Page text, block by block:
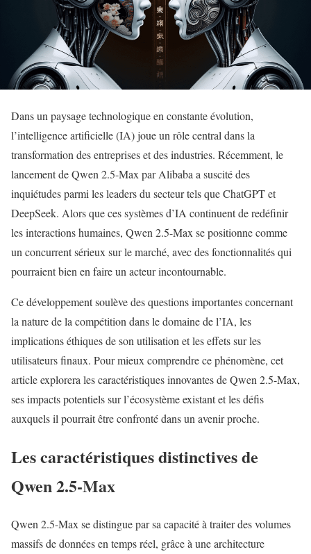
Dans un paysage technologique en constante évolution,
l’intelligence artificielle (IA) joue un rôle central dans la
transformation des entreprises et des industries. Récemment, le
lancement de Qwen 2.5-Max par Alibaba a suscité des
inquiétudes parmi les leaders du secteur tels que ChatGPT et
DeepSeek. Alors que ces systèmes d’IA continuent de redéfinir
les interactions humaines, Qwen 2.5-Max se positionne comme
un concurrent sérieux sur le marché, avec des fonctionnalités qui
pourraient bien en faire un acteur incontournable.
Ce développement soulève des questions importantes concernant
la nature de la compétition dans le domaine de l’IA, les
implications éthiques de son utilisation et les effets sur les
utilisateurs finaux. Pour mieux comprendre ce phénomène, cet
article explorera les caractéristiques innovantes de Qwen 2.5-Max,
ses impacts potentiels sur l’écosystème existant et les défis
auxquels il pourrait être confronté dans un avenir proche.
Les caractéristiques distinctives de
Qwen 2.5-Max
Qwen 2.5-Max se distingue par sa capacité à traiter des volumes
massifs de données en temps réel, grâce à une architecture